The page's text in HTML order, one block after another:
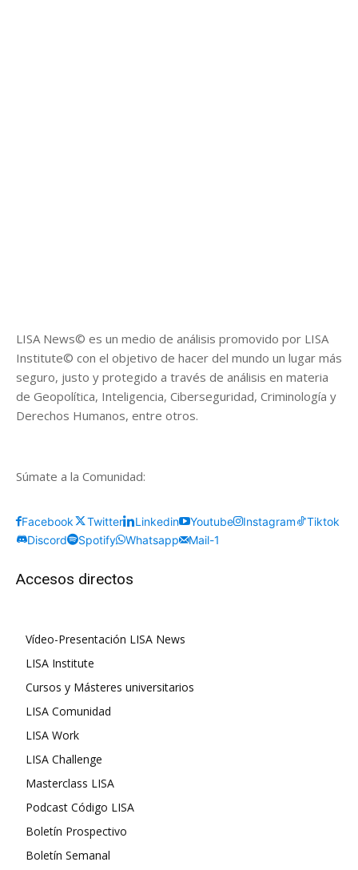
LISA News© es un medio de análisis promovido por LISA
Institute© con el objetivo de hacer del mundo un lugar más
seguro, justo y protegido a través de análisis en materia
de Geopolítica, Inteligencia, Ciberseguridad, Criminología y
Derechos Humanos, entre otros.
Súmate a la Comunidad:
Facebook Twitter Linkedin Youtube Instagram
Tiktok
Discord
Spotify Whatsapp Mail-1
Accesos directos
Vídeo-Presentación LISA News
LISA Institute
Cursos y Másteres universitarios
LISA Comunidad
LISA Work
LISA Challenge
Masterclass LISA
Podcast Código LISA
Boletín Prospectivo
Boletín Semanal